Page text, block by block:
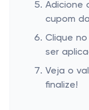
Adicione
cupom
Clique
ser
Veja o
finalize!